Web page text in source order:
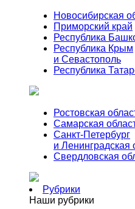
Новосибирская
Приморский край
Республика
Республика Крым
и Севастополь
Республика
Ростовская
Самарская
Санкт-Петербург
и Ленинградская
Свердловская
Рубрики
Наши рубрики